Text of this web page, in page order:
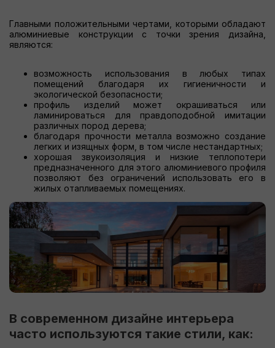
Главными положительными чертами, которыми обладают
алюминиевые конструкции с точки зрения дизайна,
являются:
возможность использования в любых типах
помещений благодаря их гигиеничности и
экологической безопасности;
профиль изделий может окрашиваться или
ламинироваться для правдоподобной имитации
различных пород дерева;
благодаря прочности металла возможно создание
легких и изящных форм, в том числе нестандартных;
хорошая звукоизоляция и низкие теплопотери
предназначенного для этого алюминиевого профиля
позволяют без ограничений использовать его в
жилых отапливаемых помещениях.
В современном дизайне интерьера
часто используются такие стили, как: